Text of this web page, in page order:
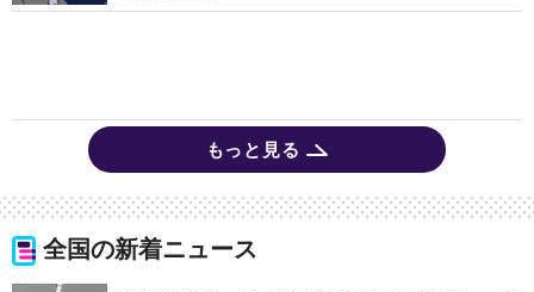
もっと見る
全国の新着ニュース